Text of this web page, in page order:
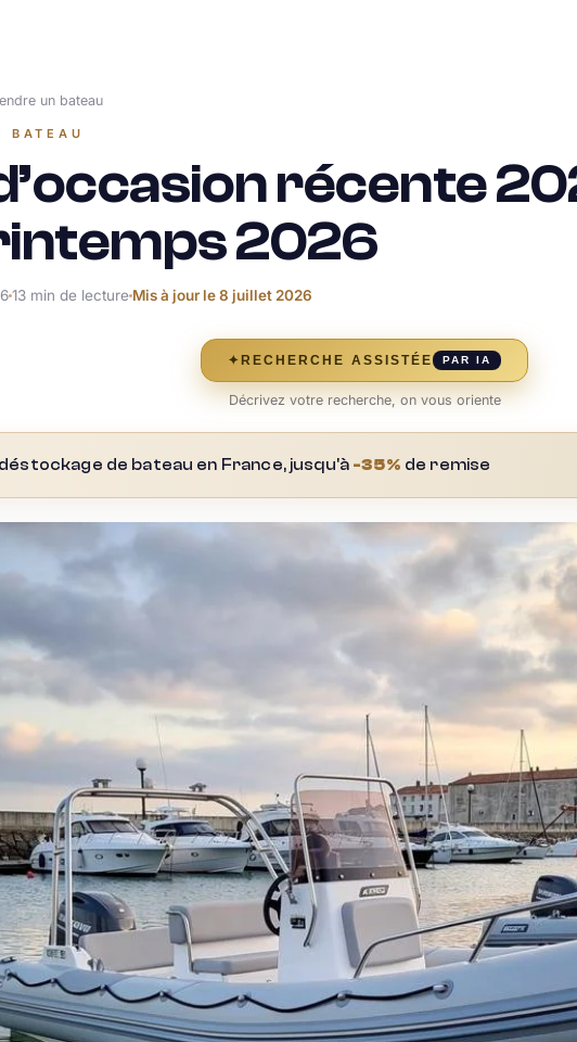
un bateau
BATEAU
récente
2026
13 min de lecture Mis à jour le8 juillet 2026
✦ RECHERCHE ASSISTÉE PAR IA
Décrivez votre recherche, on vous oriente
de bateau en France, jusqu'à -35% de remise